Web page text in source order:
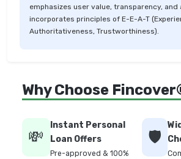
emphasizes user value, transparency, and
incorporates principles of E-E-A-T
Authoritativeness, Trustworthiness).
Why Choose
💸
Instant Personal
Loan Offers
Pre-approved & 100%
🛡️